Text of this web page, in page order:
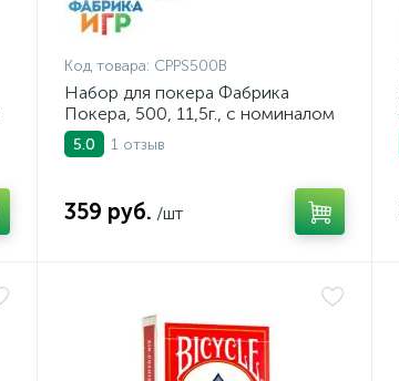
Код товара: CPPS500B
Набор для покера Фабрика
Покера, 500, 11,5г., с номиналом
(в чёрном кейсе)
5.0 1 отзыв
359 руб. /шт